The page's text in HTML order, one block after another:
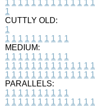
1 1 1 1 1 1 1 1 1 1 1 1 1 1
1
CUTTLY OLD:
1
1 1 1 1 1 1 1 1 1 1
MEDIUM:
1 1 1 1 1 1 1 1 1 1
1 1 1 1 1 1 1 1 1 1 1 1 1 1
1 1 1 1 1 1 1 1 1 1 1 1 1 1
PARALLELS:
1 1 1 1 1 1 1 1 1 1
1 1 1 1 1 1 1 1 1 1 1 1 1 1